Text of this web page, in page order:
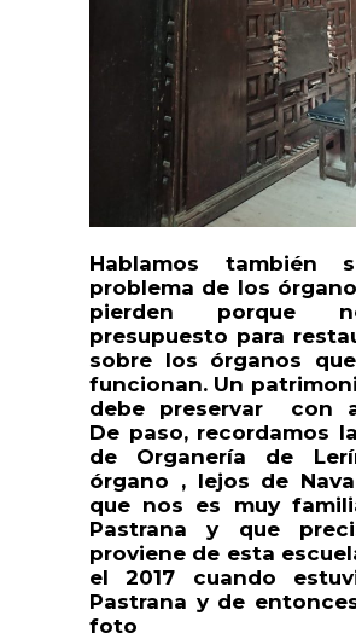
Hablamos también
problema de los
pierden porque
presupuesto para
sobre los órganos
funcionan. Un
debe preservar con
De paso, recordamos
de Organería de
órgano , lejos de
que nos es muy
Pastrana y que
proviene de esta
el 2017 cuando
Pastrana y de
foto